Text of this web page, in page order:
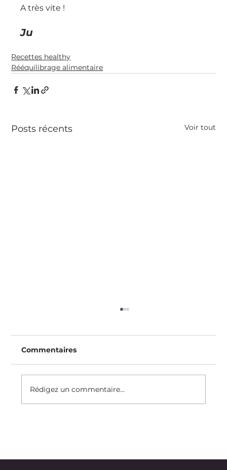
A très vite !
Ju
Recettes healthy
Rééquilibrage alimentaire
Posts récents Voir tout
Commentaires
Rédigez un commentaire...